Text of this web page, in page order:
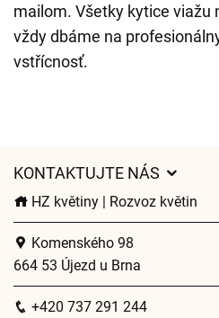
mailom. Všetky kytice viažu
vždy dbáme na
vstřícnosť.
KONTAKTUJTE NÁS
HZ květiny | Rozvoz květin
Komenského 98
664 53 Újezd u Brna
+420 737 291 244